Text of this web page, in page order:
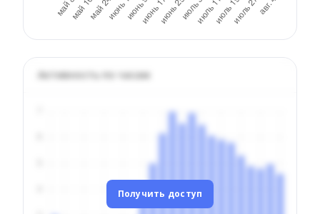
Активность по часам
Получить доступ